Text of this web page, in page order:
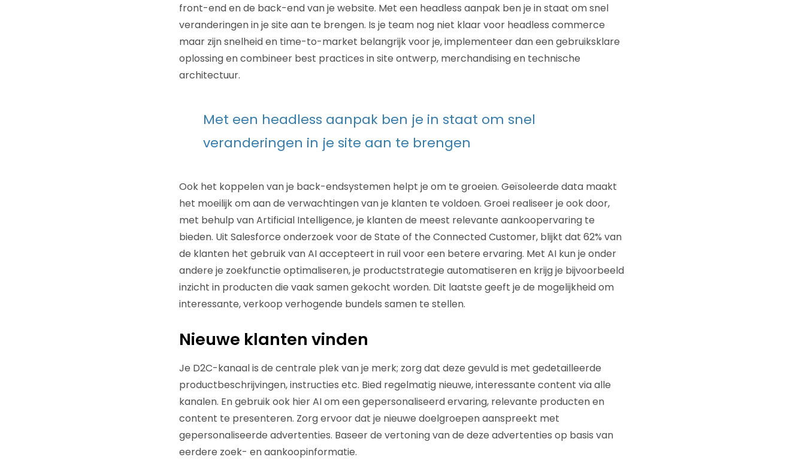
front-end en de back-end van je website. Met een headless aanpak ben je in staat om snel
veranderingen in je site aan te brengen. Is je team nog niet klaar voor headless commerce
maar zijn snelheid en time-to-market belangrijk voor je, implementeer dan een gebruiksklare
oplossing en combineer best practices in site ontwerp, merchandising en technische
architectuur.
Met een headless aanpak ben je in staat om snel
veranderingen in je site aan te brengen
Ook het koppelen van je back-endsystemen helpt je om te groeien. Geïsoleerde data maakt
het moeilijk om aan de verwachtingen van je klanten te voldoen. Groei realiseer je ook door,
met behulp van Artificial Intelligence, je klanten de meest relevante aankoopervaring te
bieden. Uit Salesforce onderzoek voor de State of the Connected Customer, blijkt dat 62% van
de klanten het gebruik van AI accepteert in ruil voor een betere ervaring. Met AI kun je onder
andere je zoekfunctie optimaliseren, je productstrategie automatiseren en krijg je bijvoorbeeld
inzicht in producten die vaak samen gekocht worden. Dit laatste geeft je de mogelijkheid om
interessante, verkoop verhogende bundels samen te stellen.
Nieuwe klanten vinden
Je D2C-kanaal is de centrale plek van je merk; zorg dat deze gevuld is met gedetailleerde
productbeschrijvingen, instructies etc. Bied regelmatig nieuwe, interessante content via alle
kanalen. En gebruik ook hier AI om een gepersonaliseerd ervaring, relevante producten en
content te presenteren. Zorg ervoor dat je nieuwe doelgroepen aanspreekt met
gepersonaliseerde advertenties. Baseer de vertoning van de deze advertenties op basis van
eerdere zoek- en aankoopinformatie.